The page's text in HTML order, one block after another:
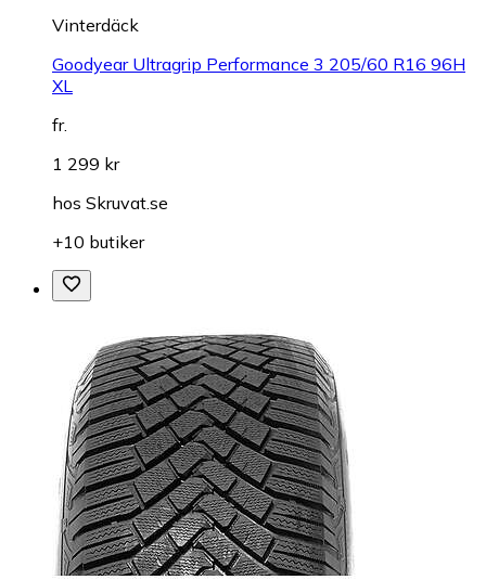
Vinterdäck
Goodyear Ultragrip Performance 3 205/60 R16 96H
XL
fr.
1 299 kr
hos Skruvat.se
+10 butiker